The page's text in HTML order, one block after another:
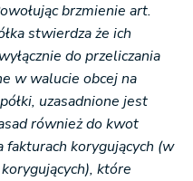
brzmienie art.
stwierdza że ich
do przeliczania
w walucie obcej na
uzasadnione jest
również do kwot
fakturach korygujących (w
które